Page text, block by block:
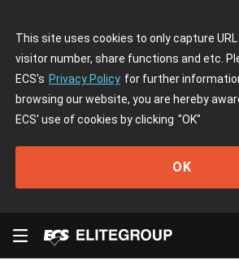
This site uses cookies to only capture
visitor number, share functions and etc.
ECS's Privacy Policy for further
browsing our website, you are hereby
ECS' use of cookies by clicking "OK"
OK